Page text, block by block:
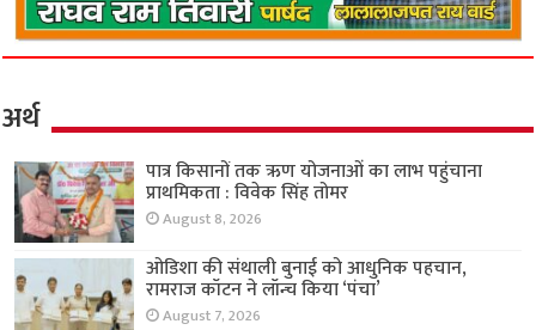
अर्थ
पात्र किसानों तक ऋण योजनाओं का लाभ पहुंचाना
प्राथमिकता : विवेक सिंह तोमर
August 8, 2026
ओडिशा की संथाली बुनाई को आधुनिक पहचान,
रामराज कॉटन ने लॉन्च किया ‘पंचा’
August 7, 2026